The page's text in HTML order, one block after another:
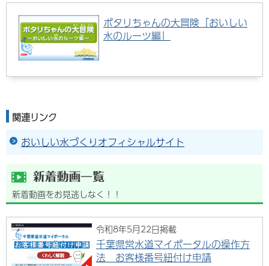
ポタリちゃんの大冒険「おいしい
水のルーツ編」
関連リンク
おいしい水づくりオフィシャルサイト
新着動画をお見逃しなく！！
令和8年5月22日掲載
千葉県営水道マイポータルの操作方
法 お客様番号紐付け申請